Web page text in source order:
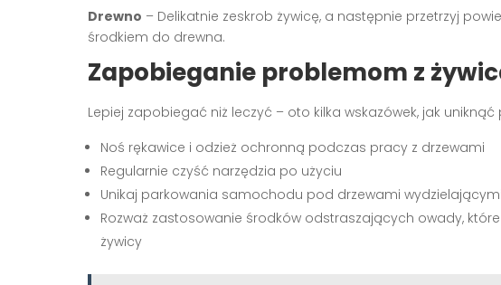
Drewno – Delikatnie zeskrob żywicę, a następnie przetrzyj
środkiem do drewna.
Zapobieganie problemom z
Lepiej zapobiegać niż leczyć – oto kilka wskazówek, jak
Noś rękawice i odzież ochronną podczas pracy z drzewami
Regularnie czyść narzędzia po użyciu
Unikaj parkowania samochodu pod drzewami
Rozważ zastosowanie środków odstraszających owady,
żywicy